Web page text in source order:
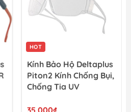
HOT
Kính Bảo Hộ Deltaplus
Piton2 Kính Chống Bụi,
Chống Tia UV